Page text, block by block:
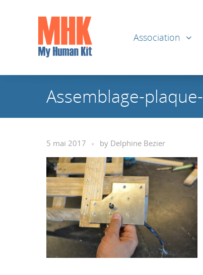
Association
Assemblage-
5 mai 2017 by Delphine Bezier